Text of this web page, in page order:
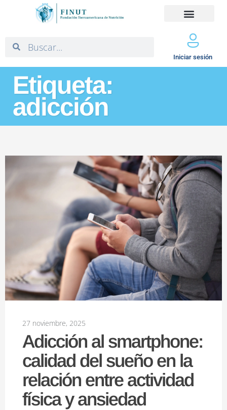
Iniciar sesión
Etiqueta:
adicción
27 noviembre, 2025
Adicción al smartphone:
calidad del sueño en la
relación entre actividad
física y ansiedad